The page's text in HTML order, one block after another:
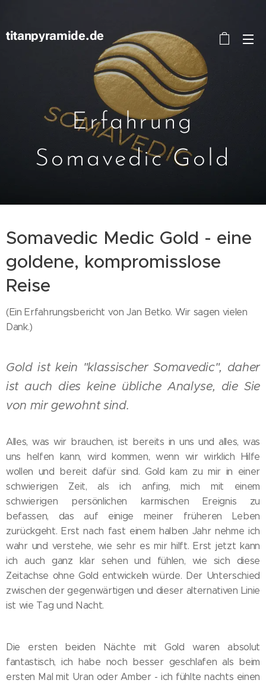
titanpyramide.de
Erfahrung
Somavedic Gold
Somavedic Medic Gold - eine
goldene, kompromisslose
Reise
(Ein Erfahrungsbericht von Jan Betko. Wir sagen vielen
Dank.)
Gold ist kein "klassischer Somavedic", daher
ist auch dies keine übliche Analyse, die Sie
von mir gewohnt sind.
Alles, was wir brauchen, ist bereits in uns und alles, was
uns helfen kann, wird kommen, wenn wir wirklich Hilfe
wollen und bereit dafür sind. Gold kam zu mir in einer
schwierigen Zeit, als ich anfing, mich mit einem
schwierigen persönlichen karmischen Ereignis zu
befassen, das auf einige meiner früheren Leben
zurückgeht. Erst nach fast einem halben Jahr nehme ich
wahr und verstehe, wie sehr es mir hilft. Erst jetzt kann
ich auch ganz klar sehen und fühlen, wie sich diese
Zeitachse ohne Gold entwickeln würde. Der Unterschied
zwischen der gegenwärtigen und dieser alternativen Linie
ist wie Tag und Nacht.
Die ersten beiden Nächte mit Gold waren absolut
fantastisch, ich habe noch besser geschlafen als beim
ersten Mal mit Uran oder Amber - ich fühlte nachts einen